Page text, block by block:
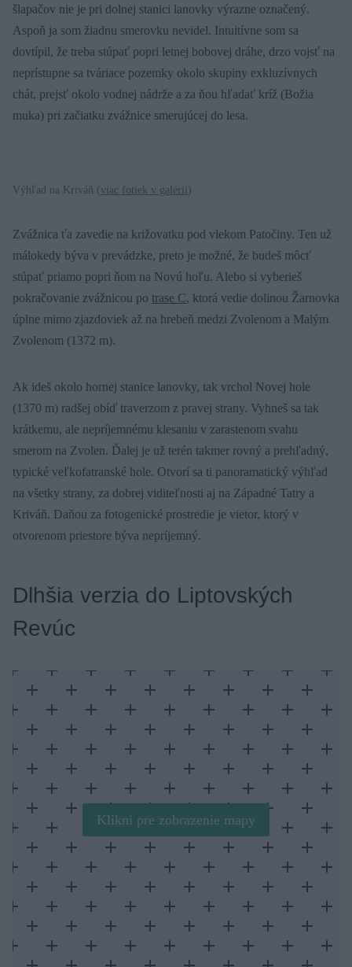
šlapačov nie je pri dolnej stanici lanovky výrazne označený.
Aspoň ja som žiadnu smerovku nevidel. Intuitívne som sa
dovtípil, že treba stúpať popri letnej bobovej dráhe, drzo vojsť na
neprístupne sa tváriace pozemky okolo skupiny exkluzívnych
chát, prejsť okolo vodnej nádrže a za ňou hľadať kríž (Božia
muka) pri začiatku zvážnice smerujúcej do lesa.
Výhľad na Kriváň (viac fotiek v galérii )
Zvážnica ťa zavedie na križovatku pod vlekom Patočiny. Ten už
málokedy býva v prevádzke, preto je možné, že budeš môcť
stúpať priamo popri ňom na Novú hoľu. Alebo si vyberieš
pokračovanie zvážnicou po trase C, ktorá vedie dolinou Žarnovka
úplne mimo zjazdoviek až na hrebeň medzi Zvolenom a Malým
Zvolenom (1372 m).
Ak ideš okolo hornej stanice lanovky, tak vrchol Novej hole
(1370 m) radšej obíď traverzom z pravej strany. Vyhneš sa tak
krátkemu, ale nepríjemnému klesaniu v zarastenom svahu
smerom na Zvolen. Ďalej je už terén takmer rovný a prehľadný,
typické veľkofatranské hole. Otvorí sa ti panoramatický výhľad
na všetky strany, za dobrej viditeľnosti aj na Západné Tatry a
Kriváň. Daňou za fotogenické prostredie je vietor, ktorý v
otvorenom priestore býva nepríjemný.
Dlhšia verzia do Liptovských
Revúc
Klikni pre zobrazenie mapy